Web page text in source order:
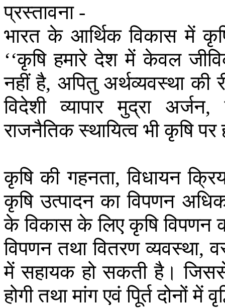
प्रस्तावना-
भारत के आर्थिक विकास में
‘‘कृषि हमारे देश में केवल
नहीं है, अपितु अर्थव्यवस्था की
विदेशी
व्यापार मुद्रा अर्जन,
राजनैतिक स्थायित्व भी कृषि पर
कृषि की गहनता,विधायन
कृषि उत्पादन का विपणन
के विकास के लिए कृषि विपणन
विपणन तथा वितरण व्यवस्था,
में सहायक हो सकती है।
होगी तथा मांग एवं पूिर्त दोनों में